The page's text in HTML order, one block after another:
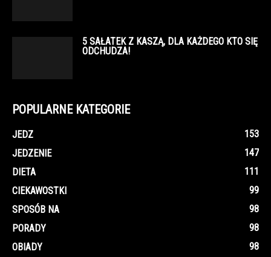
5 SAŁATEK Z KASZĄ, DLA KAŻDEGO KTO SIĘ
ODCHUDZA!
POPULARNE KATEGORIE
JEDZ
153
JEDZENIE
147
DIETA
111
CIEKAWOSTKI
99
SPOSÓB NA
98
PORADY
98
OBIADY
98